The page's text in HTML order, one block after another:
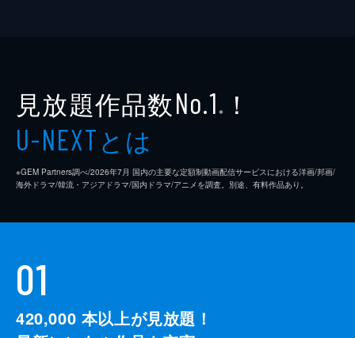
見放題作品数No.1 ※ ！
U-NEXTとは
※GEM Partners調べ/2026年7⽉ 国内の主要な定額制動画配信サービスにおける洋画/邦画/
海外ドラマ/韓流・アジアドラマ/国内ドラマ/アニメを調査。別途、有料作品あり。
01
420,000 本以上が見放題！